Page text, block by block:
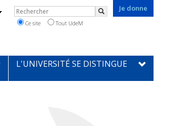
Je donne
Rechercher
Rechercher
Ce site Tout UdeM
L'UNIVERSITÉ SE DISTINGUE